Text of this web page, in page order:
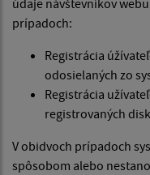
prípadoch:
Registrácia
odosielaných zo
Registrácia
registrovaných
V obidvoch prípadoch
spôsobom alebo